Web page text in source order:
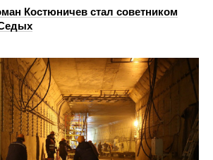
Костюничев стал советником